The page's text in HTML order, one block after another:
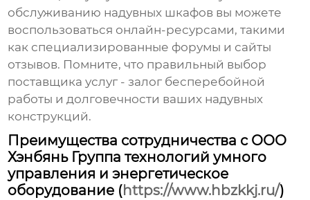
обслуживанию надувных шкафов вы можете
воспользоваться онлайн-ресурсами, такими
как специализированные форумы и сайты
отзывов. Помните, что правильный выбор
поставщика услуг - залог бесперебойной
работы и долговечности ваших надувных
конструкций.
Преимущества сотрудничества с ООО
Хэнбянь Группа технологий умного
управления и энергетическое
оборудование (https://www.hbzkkj.ru/)